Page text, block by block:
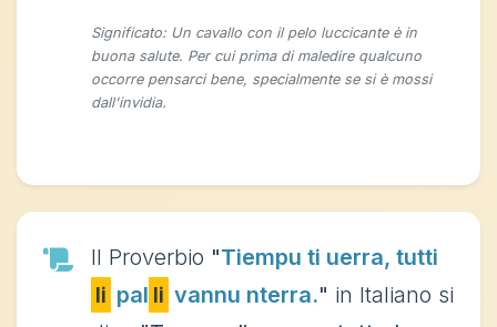
Significato: Un cavallo con il pelo luccicante è in
buona salute. Per cui prima di maledire qualcuno
occorre pensarci bene, specialmente se si è mossi
dall'invidia.
Il Proverbio "Tiempu ti uerra, tutti
li pal li vannu nterra." in Italiano si